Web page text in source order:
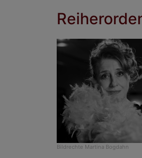
Bildrechte Martina Bogdahn